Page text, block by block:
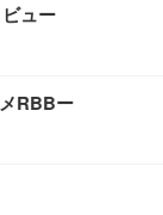
ュー
RBBー